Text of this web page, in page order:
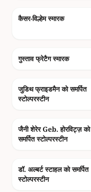
कैसर-विल्हेम स्मारक
गुस्ताव फ्रेटैग स्मारक
जुडिथ फ्राइडमैन को समर्पित
स्टोल्परस्टीन
जैनी शेरेर Geb. होरविट्ज़ को
समर्पित स्टोल्परस्टीन
डॉ. अल्बर्ट स्टाहल को समर्पित
स्टोल्परस्टीन